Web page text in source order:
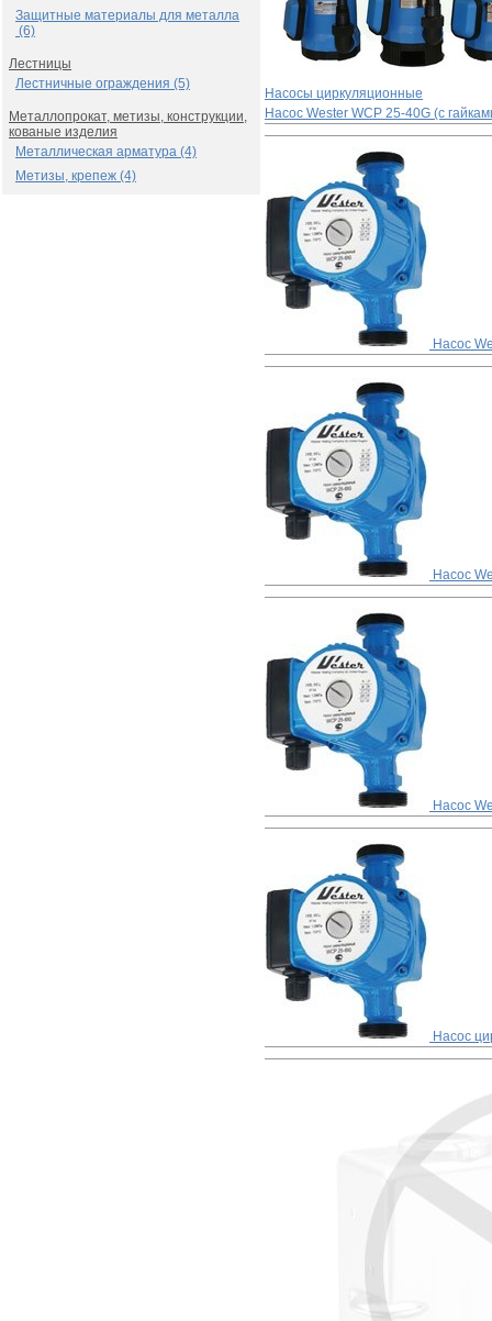
Защитные материалы для металла
(6)
Лестницы
Лестничные ограждения (5)
Металлопрокат, метизы, конструкции,
кованые изделия
Металлическая арматура (4)
Метизы, крепеж (4)
Насосы циркуляционные
Насос Wester WСP 25-40G (с
Насос
Насос
Насос
Насос